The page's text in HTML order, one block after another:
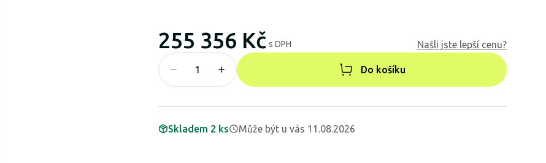
255 356 Kč s DPH Našli jste lepší cenu?
Do košíku
Skladem 2 ks Může být u vás 11.08.2026